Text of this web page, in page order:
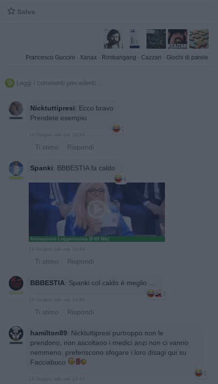
 Salva
Francesco Guccini · Xanax · Rimbangang · Cazzari · Giochi di parole
 Leggi i commenti precedenti...
Nicktuttipresi: Ecco bravo
Prendete esempio
1
14 Giugno alle ore 14:43
· Ti stimo · Rispondi
Spanki: BBBESTIA fa caldo
4
Animazione Leggerissima (0.09 Mb)
14 Giugno alle ore 14:44
· Ti stimo · Rispondi
BBBESTIA: Spanki col caldo è meglio ...
3
14 Giugno alle ore 14:45
· Ti stimo · Rispondi
hamilton89: Nicktuttipresi purtroppo non le
prendono, non ascoltano i medici anzi non ci vanno
nemmeno, preferiscono sfogare i loro disagi qui su
Facciabuco
1
14 Giugno alle ore 14:47